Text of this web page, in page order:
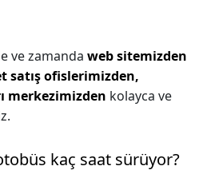
ve zamanda web sitemizden
satış ofislerimizden,
merkezimizden kolayca ve
kaç saat sürüyor?